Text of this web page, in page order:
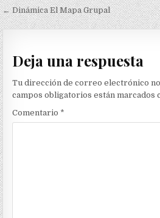
Navegación
de
entradas
← Dinámica El Mapa Grupal
Deja una respuesta
Tu dirección de correo electrónico
campos obligatorios están marcados
Comentario *